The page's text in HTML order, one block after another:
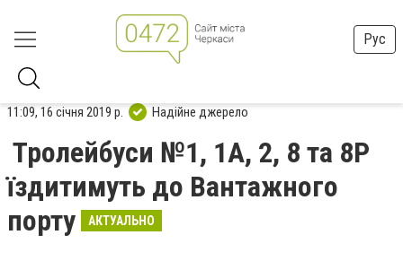
Рус
11:09, 16 січня 2019 р. Надійне джерело
Тролейбуси №1, 1А, 2, 8 та 8Р
їздитимуть до Вантажного
порту
АКТУАЛЬНО